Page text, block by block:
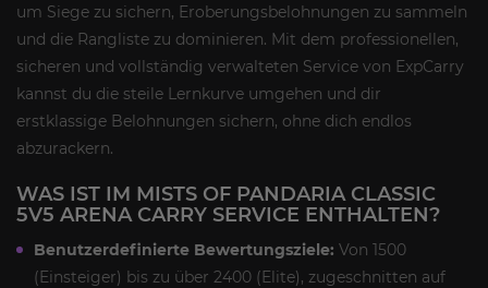
um Siege zu sichern, Eroberungsbelohnungen zu sammeln
und die Rangliste zu dominieren. Mit dem professionellen,
sicheren und vollständig verwalteten Service von ExpCarry
kannst du die steile Lernkurve umgehen und dir
erstklassige Belohnungen sichern, ohne dich endlos
abzurackern.
WAS IST IM MISTS OF PANDARIA CLASSIC
5V5 ARENA CARRY SERVICE ENTHALTEN?
Benutzerdefinierte Bewertungsziele: Von 1500
(Einsteiger) bis zu über 2400 (Elite), zugeschnitten auf